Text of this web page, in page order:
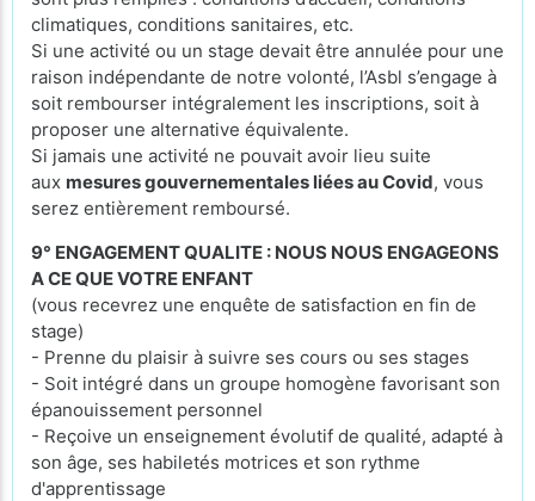
climatiques, conditions sanitaires, etc.
Si une activité ou un stage devait être annulée pour une
raison indépendante de notre volonté, l’Asbl s’engage à
soit rembourser intégralement les inscriptions, soit à
proposer une alternative équivalente.
Si jamais une activité ne pouvait avoir lieu suite
aux mesures gouvernementales liées au Covid, vous
serez entièrement remboursé.
9° ENGAGEMENT QUALITE : NOUS NOUS ENGAGEONS
A CE QUE VOTRE ENFANT
(vous recevrez une enquête de satisfaction en fin de
stage)
- Prenne du plaisir à suivre ses cours ou ses stages
- Soit intégré dans un groupe homogène favorisant son
épanouissement personnel
- Reçoive un enseignement évolutif de qualité, adapté à
son âge, ses habiletés motrices et son rythme
d'apprentissage